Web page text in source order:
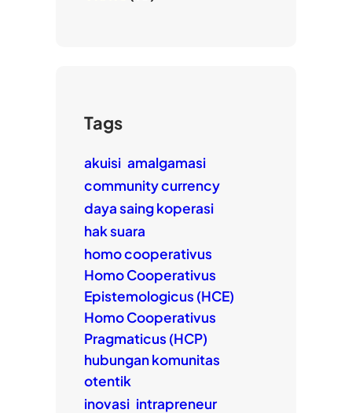
Tags
akuisi amalgamasi
community currency
daya saing koperasi
hak suara
homo cooperativus
Homo Cooperativus
Epistemologicus (HCE)
Homo Cooperativus
Pragmaticus (HCP)
hubungan komunitas
otentik
inovasi intrapreneur